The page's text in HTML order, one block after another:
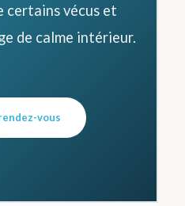
certains vécus et
de calme intérieur.
vous